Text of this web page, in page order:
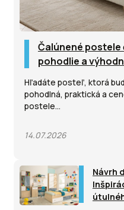
Čalúnené postele
pohodlie a
14.07.2026
Hľadáte posteľ, ktorá
pohodlná, praktická a
postele...
Návrh